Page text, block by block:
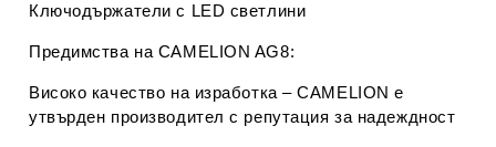
Ключодържатели с LED светлини
Предимства на CAMELION AG8:
Високо качество на изработка – CAMELION е
утвърден производител с репутация за надеждност